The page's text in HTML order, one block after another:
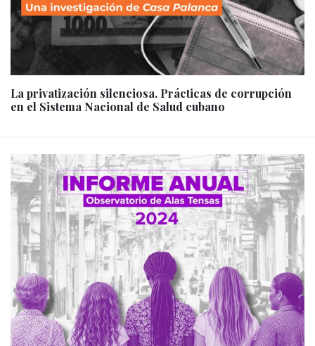
La privatización silenciosa. Prácticas de corrupción
en el Sistema Nacional de Salud cubano